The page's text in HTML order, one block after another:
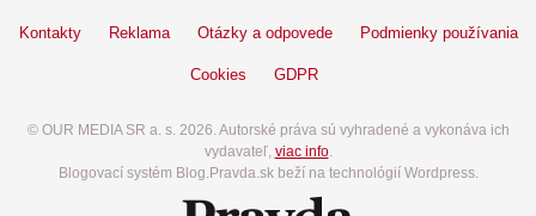
Kontakty Reklama Otázky a odpovede Podmienky používania
Cookies GDPR
© OUR MEDIA SR a. s. 2026. Autorské práva sú vyhradené a vykonáva ich
vydavateľ, viac info.
Blogovací systém Blog.Pravda.sk beží na technológií Wordpress.